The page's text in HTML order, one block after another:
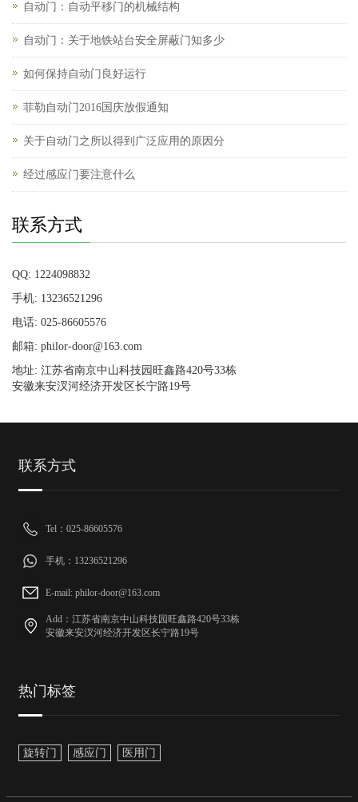
自动门：自动平移门的机械结构
自动门：关于地铁站台安全屏蔽门知多少
如何保持自动门良好运行
菲勒自动门2016国庆放假通知
关于自动门之所以得到广泛应用的原因分
经过感应门要注意什么
联系方式
QQ: 1224098832
手机: 13236521296
电话: 025-86605576
邮箱: philor-door@163.com
地址: 江苏省南京中山科技园旺鑫路420号33栋
安徽来安汊河经济开发区长宁路19号
联系方式
Tel：025-86605576
手机：13236521296
E-mail: philor-door@163.com
Add：江苏省南京中山科技园旺鑫路420号33栋
安徽来安汊河经济开发区长宁路19号
热门标签
旋转门 感应门 医用门